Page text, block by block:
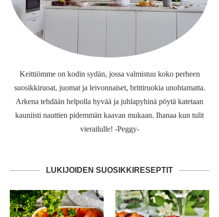
Keittiömme on kodin sydän, jossa valmistuu koko perheen
suosikkiruoat, juomat ja leivonnaiset, brittiruokia unohtamatta.
Arkena tehdään helpolla hyvää ja juhlapyhinä pöytä katetaan
kauniisti nauttien pidemmän kaavan mukaan. Ihanaa kun tulit
vierailulle! -Peggy-
LUKIJOIDEN SUOSIKKIRESEPTIT